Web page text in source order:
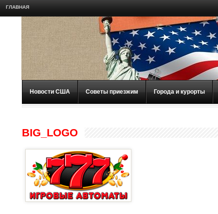
ГЛАВНАЯ
Новости США Советы приезжим Города и курорты
BIG_LOGO